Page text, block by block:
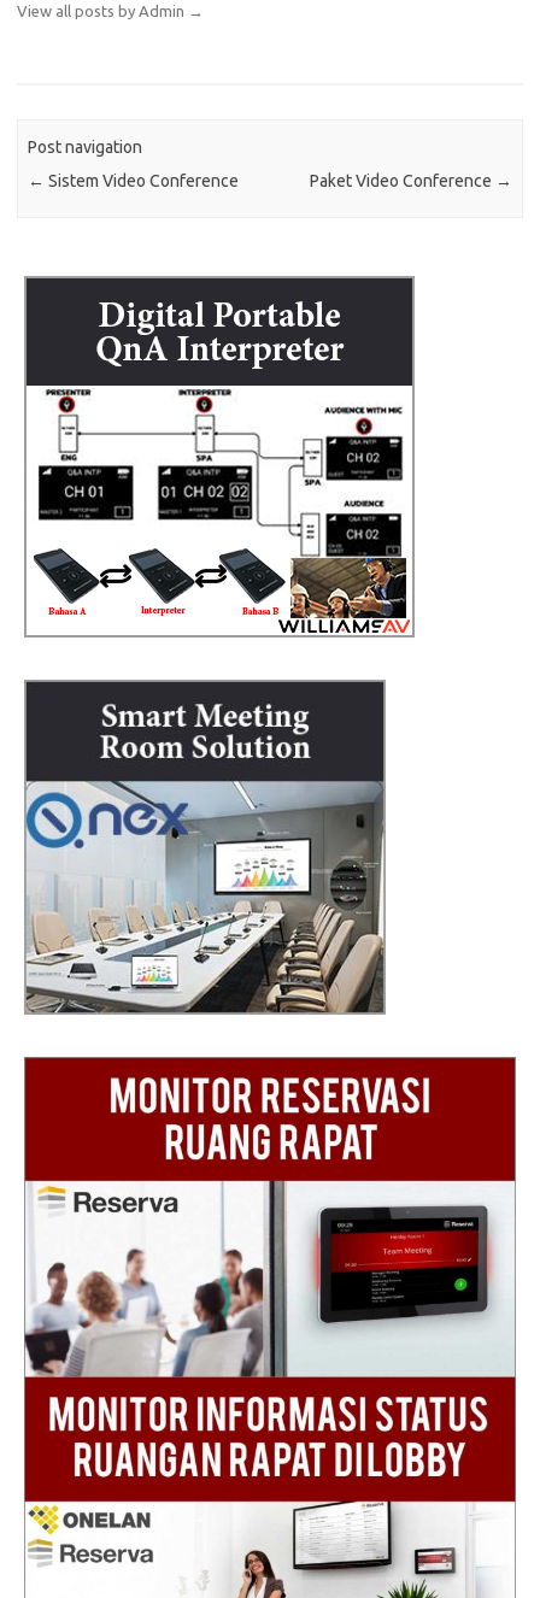
View all posts by Admin →
Post navigation
← Sistem Video Conference Paket Video Conference →